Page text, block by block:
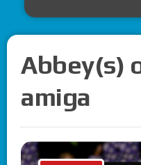
Abbey(s)
amiga